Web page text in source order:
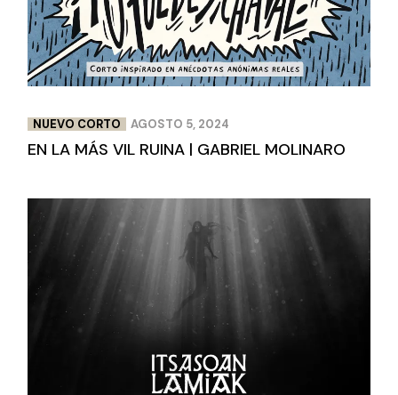
NUEVO CORTO AGOSTO 5, 2024
EN LA MÁS VIL RUINA | GABRIEL MOLINARO